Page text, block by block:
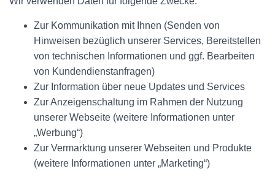
Zur Kommunikation mit Ihnen (Senden von
Hinweisen bezüglich unserer Services, Bereitstellen
von technischen Informationen und ggf. Bearbeiten
von Kundendienstanfragen)
Zur Information über neue Updates und Services
Zur Anzeigenschaltung im Rahmen der Nutzung
unserer Webseite (weitere Informationen unter
„Werbung“)
Zur Vermarktung unserer Webseiten und Produkte
(weitere Informationen unter „Marketing“)